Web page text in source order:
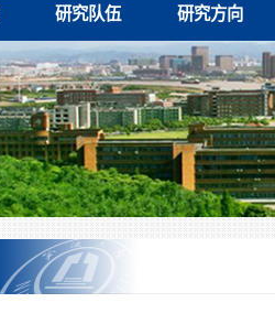
研究队伍 研究方向